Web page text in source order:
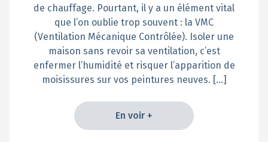
de chauffage. Pourtant, il y a un élément vital
que l’on oublie trop souvent : la VMC
(Ventilation Mécanique Contrôlée). Isoler une
maison sans revoir sa ventilation, c’est
enfermer l’humidité et risquer l’apparition de
moisissures sur vos peintures neuves. […]
En voir +